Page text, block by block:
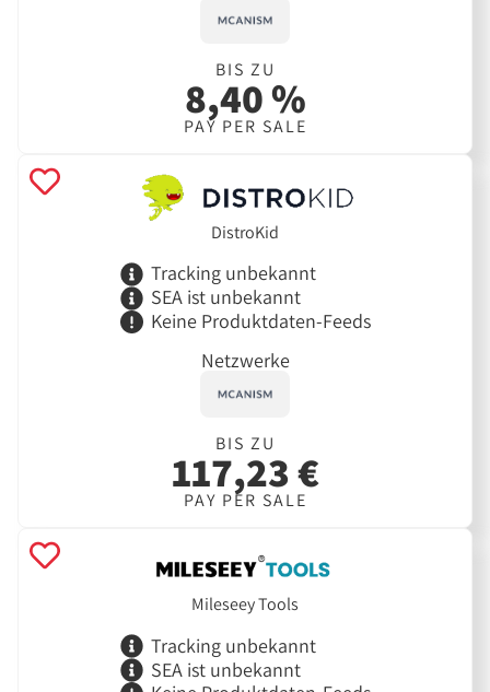
BIS ZU
8,40 %
PAY PER SALE
DistroKid
Tracking unbekannt
SEA ist unbekannt
Keine Produktdaten-Feeds
Netzwerke
BIS ZU
117,23 €
PAY PER SALE
Mileseey Tools
Tracking unbekannt
SEA ist unbekannt